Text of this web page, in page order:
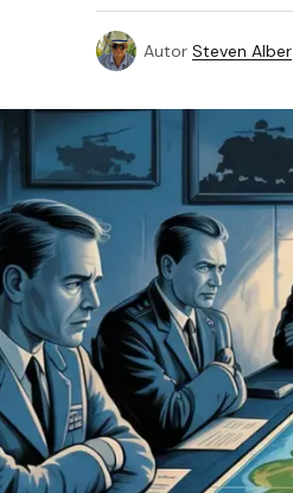
Autor Steven Alber